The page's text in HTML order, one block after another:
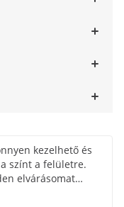
kezelhető és
színt a felületre.
elvárásomat